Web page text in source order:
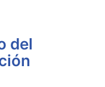
del